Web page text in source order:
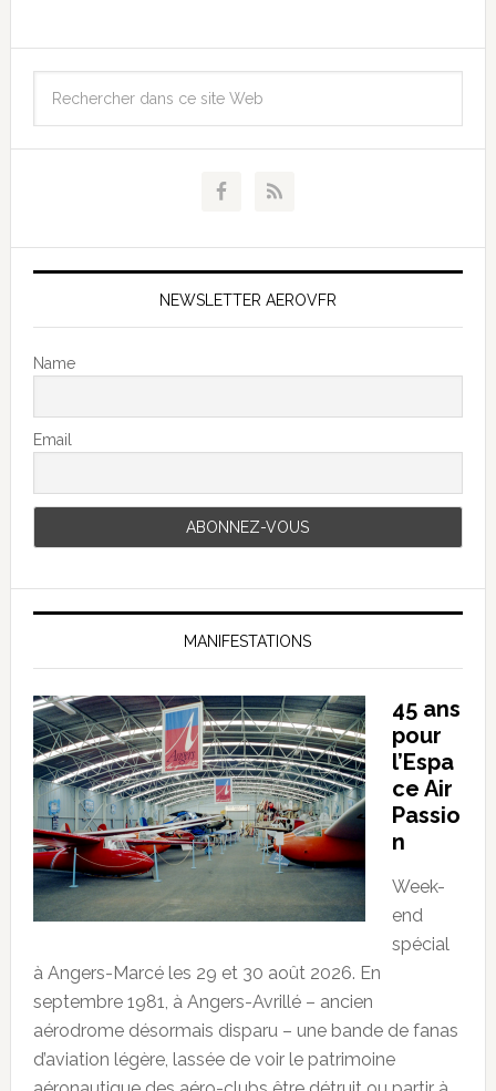
NEWSLETTER AEROVFR
Name
Email
MANIFESTATIONS
45 ans
pour
l’Espa
ce Air
Passio
n
Week-
end
spécial
à Angers-Marcé les 29 et 30 août 2026. En
septembre 1981, à Angers-Avrillé – ancien
aérodrome désormais disparu – une bande de fanas
d’aviation légère, lassée de voir le patrimoine